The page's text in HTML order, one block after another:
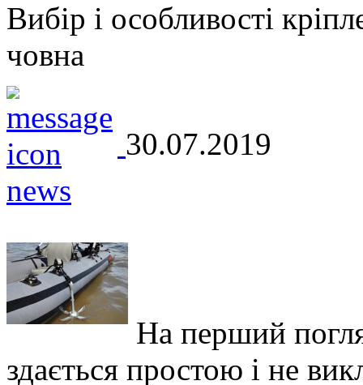
Вибір і особливості
човна
30.07.2019
На перший
здається простою і не